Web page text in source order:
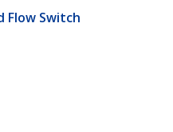
Flow Switch